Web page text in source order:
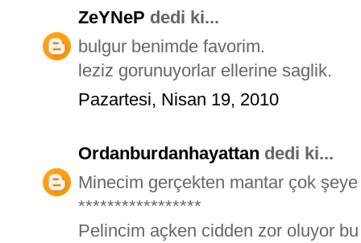
ZeYNeP dedi ki...
bulgur benimde favorim.
leziz gorunuyorlar ellerine saglik.
Pazartesi, Nisan 19, 2010
Ordanburdanhayattan dedi ki...
Minecim gerçekten mantar çok
*****************
Pelincim açken cidden zor oluyor